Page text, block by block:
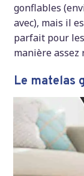
gonflables
avec), mais il
parfait pour
manière assez
Le matelas